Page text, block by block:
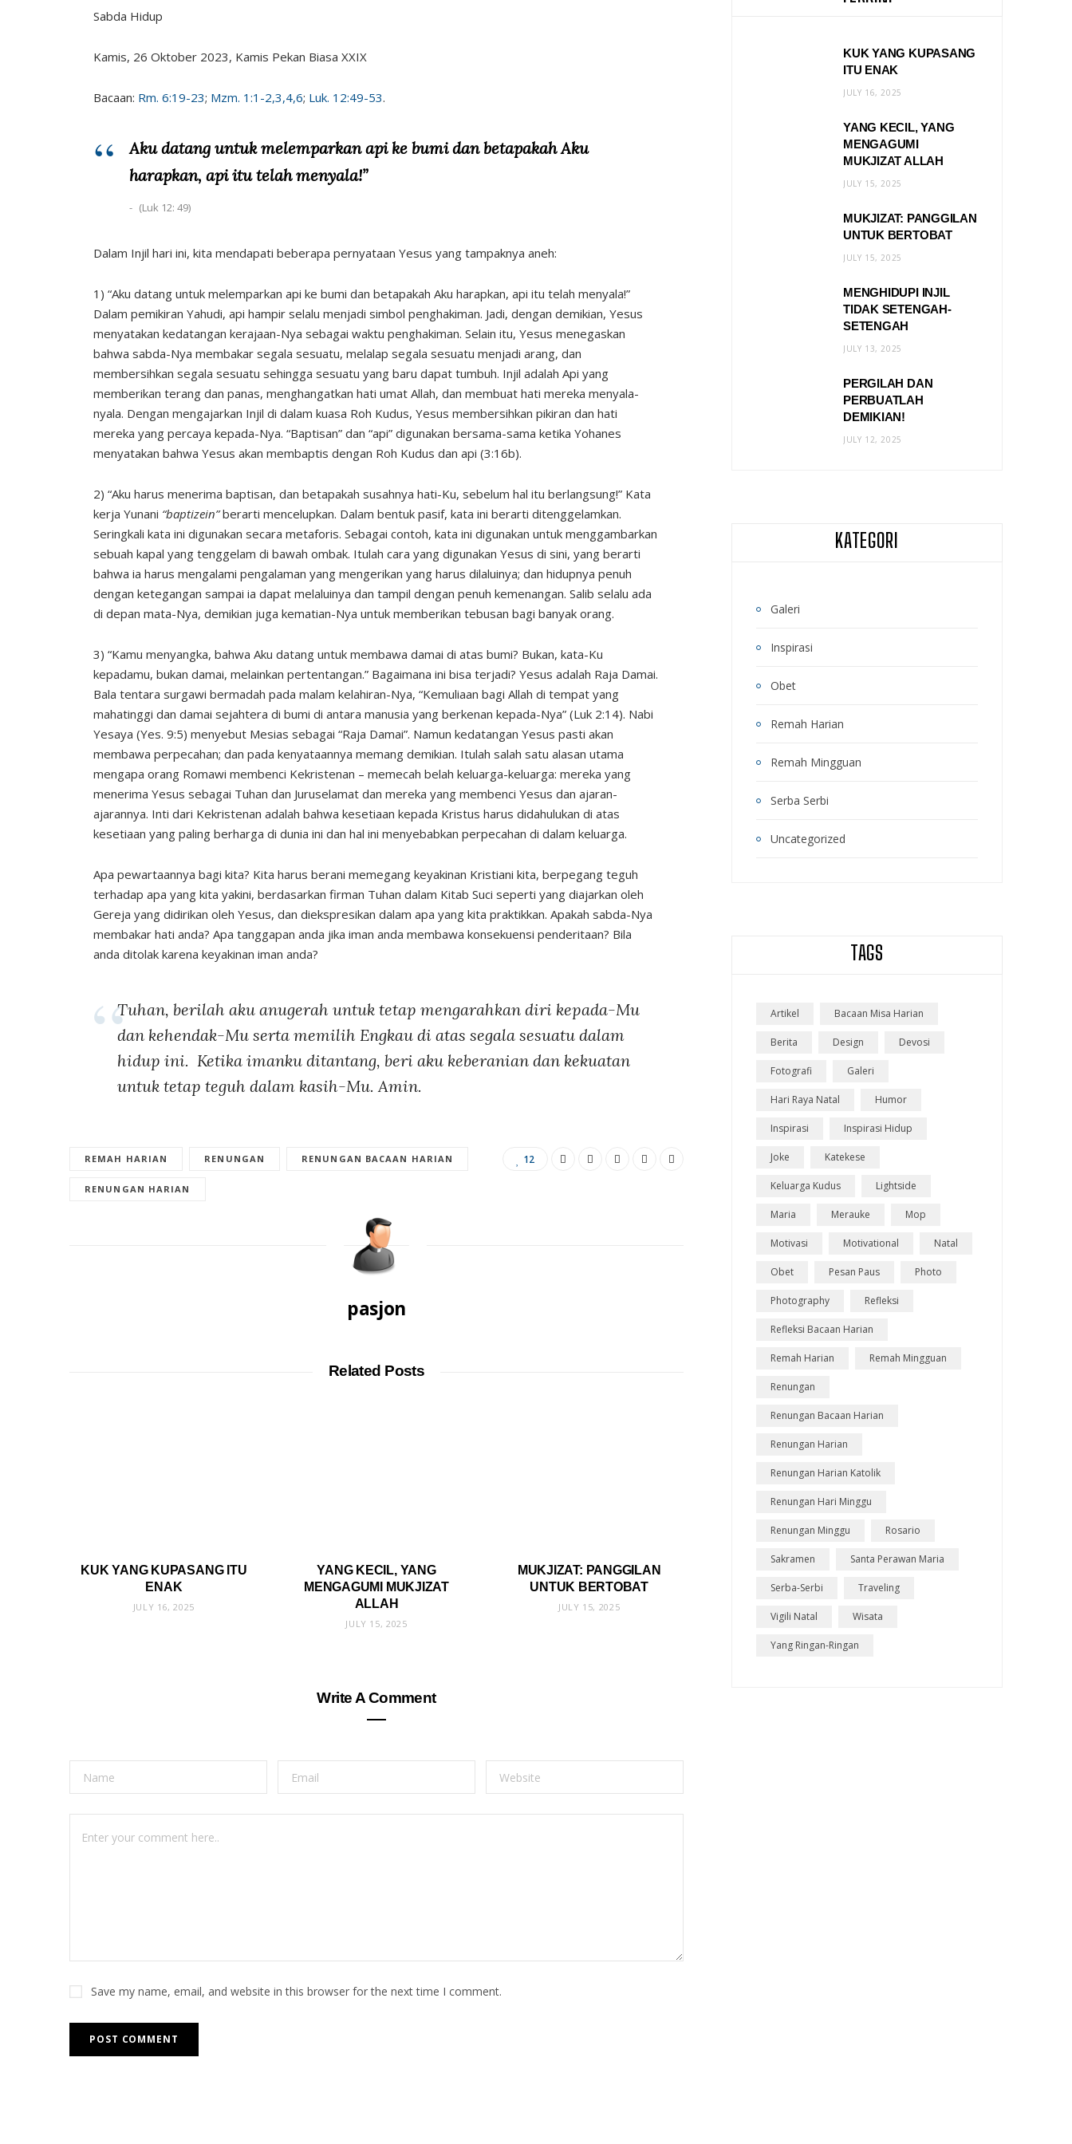
Sabda Hidup
Kamis, 26 Oktober 2023, Kamis Pekan Biasa XXIX
Bacaan: Rm. 6:19-23; Mzm. 1:1-2,3,4,6; Luk. 12:49-53.
Aku datang untuk melemparkan api ke bumi dan betapakah Aku
harapkan, api itu telah menyala!”
(Luk 12: 49)
Dalam Injil hari ini, kita mendapati beberapa pernyataan Yesus yang tampaknya aneh:
1) “Aku datang untuk melemparkan api ke bumi dan betapakah Aku harapkan, api itu telah menyala!”
Dalam pemikiran Yahudi, api hampir selalu menjadi simbol penghakiman. Jadi, dengan demikian, Yesus
menyatakan kedatangan kerajaan-Nya sebagai waktu penghakiman. Selain itu, Yesus menegaskan
bahwa sabda-Nya membakar segala sesuatu, melalap segala sesuatu menjadi arang, dan
membersihkan segala sesuatu sehingga sesuatu yang baru dapat tumbuh. Injil adalah Api yang
memberikan terang dan panas, menghangatkan hati umat Allah, dan membuat hati mereka menyala-
nyala. Dengan mengajarkan Injil di dalam kuasa Roh Kudus, Yesus membersihkan pikiran dan hati
mereka yang percaya kepada-Nya. “Baptisan” dan “api” digunakan bersama-sama ketika Yohanes
menyatakan bahwa Yesus akan membaptis dengan Roh Kudus dan api (3:16b).
2) “Aku harus menerima baptisan, dan betapakah susahnya hati-Ku, sebelum hal itu berlangsung!” Kata
kerja Yunani “baptizein”berarti mencelupkan. Dalam bentuk pasif, kata ini berarti ditenggelamkan.
Seringkali kata ini digunakan secara metaforis. Sebagai contoh, kata ini digunakan untuk menggambarkan
sebuah kapal yang tenggelam di bawah ombak. Itulah cara yang digunakan Yesus di sini, yang berarti
bahwa ia harus mengalami pengalaman yang mengerikan yang harus dilaluinya; dan hidupnya penuh
dengan ketegangan sampai ia dapat melaluinya dan tampil dengan penuh kemenangan. Salib selalu ada
di depan mata-Nya, demikian juga kematian-Nya untuk memberikan tebusan bagi banyak orang.
3) “Kamu menyangka, bahwa Aku datang untuk membawa damai di atas bumi? Bukan, kata-Ku
kepadamu, bukan damai, melainkan pertentangan.” Bagaimana ini bisa terjadi? Yesus adalah Raja Damai.
Bala tentara surgawi bermadah pada malam kelahiran-Nya, “Kemuliaan bagi Allah di tempat yang
mahatinggi dan damai sejahtera di bumi di antara manusia yang berkenan kepada-Nya” (Luk 2:14). Nabi
Yesaya (Yes. 9:5) menyebut Mesias sebagai “Raja Damai”. Namun kedatangan Yesus pasti akan
membawa perpecahan; dan pada kenyataannya memang demikian. Itulah salah satu alasan utama
mengapa orang Romawi membenci Kekristenan – memecah belah keluarga-keluarga: mereka yang
menerima Yesus sebagai Tuhan dan Juruselamat dan mereka yang membenci Yesus dan ajaran-
ajarannya. Inti dari Kekristenan adalah bahwa kesetiaan kepada Kristus harus didahulukan di atas
kesetiaan yang paling berharga di dunia ini dan hal ini menyebabkan perpecahan di dalam keluarga.
Apa pewartaannya bagi kita? Kita harus berani memegang keyakinan Kristiani kita, berpegang teguh
terhadap apa yang kita yakini, berdasarkan firman Tuhan dalam Kitab Suci seperti yang diajarkan oleh
Gereja yang didirikan oleh Yesus, dan diekspresikan dalam apa yang kita praktikkan. Apakah sabda-Nya
membakar hati anda? Apa tanggapan anda jika iman anda membawa konsekuensi penderitaan? Bila
anda ditolak karena keyakinan iman anda?
Tuhan, berilah aku anugerah untuk tetap mengarahkan diri kepada-Mu
dan kehendak-Mu serta memilih Engkau di atas segala sesuatu dalam
hidup ini. Ketika imanku ditantang, beri aku keberanian dan kekuatan
untuk tetap teguh dalam kasih-Mu. Amin.
REMAH HARIAN RENUNGAN RENUNGAN BACAAN HARIAN
RENUNGAN HARIAN
12
pasjon
Related Posts
KUK YANG KUPASANG ITU
ENAK
JULY 16, 2025
YANG KECIL, YANG
MENGAGUMI MUKJIZAT
ALLAH
JULY 15, 2025
MUKJIZAT: PANGGILAN
UNTUK BERTOBAT
JULY 15, 2025
Write A Comment
Save my name, email, and website in this browser for the next time I comment.
KUK YANG KUPASANG
ITU ENAK
JULY 16, 2025
YANG KECIL, YANG
MENGAGUMI
MUKJIZAT ALLAH
JULY 15, 2025
MUKJIZAT: PANGGILAN
UNTUK BERTOBAT
JULY 15, 2025
MENGHIDUPI INJIL
TIDAK SETENGAH-
SETENGAH
JULY 13, 2025
PERGILAH DAN
PERBUATLAH
DEMIKIAN!
JULY 12, 2025
KATEGORI
Galeri
Inspirasi
Obet
Remah Harian
Remah Mingguan
Serba Serbi
Uncategorized
TAGS
Artikel Bacaan Misa Harian
Berita Design Devosi
Fotografi Galeri
Hari Raya Natal Humor
Inspirasi Inspirasi Hidup
Joke Katekese
Keluarga Kudus Lightside
Maria Merauke Mop
Motivasi Motivational Natal
Obet Pesan Paus Photo
Photography Refleksi
Refleksi Bacaan Harian
Remah Harian Remah Mingguan
Renungan
Renungan Bacaan Harian
Renungan Harian
Renungan Harian Katolik
Renungan Hari Minggu
Renungan Minggu Rosario
Sakramen Santa Perawan Maria
Serba-Serbi Traveling
Vigili Natal Wisata
Yang Ringan-Ringan